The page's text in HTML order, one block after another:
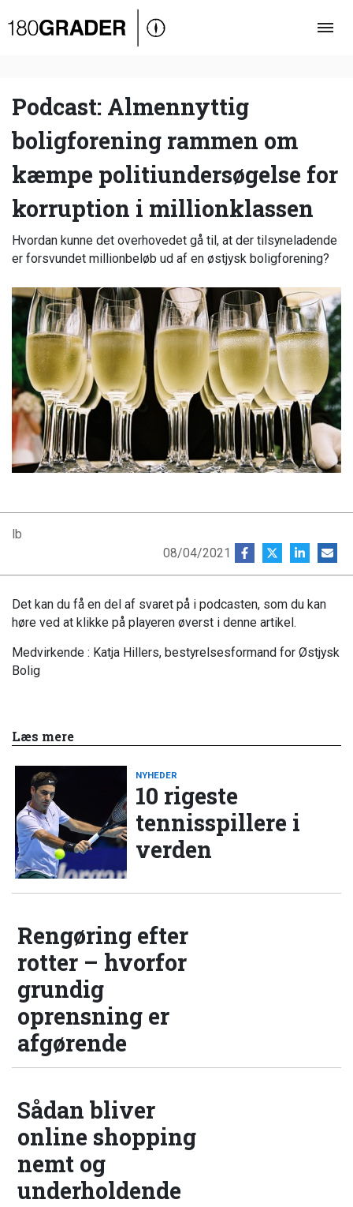
Oversigt
Debat
Video
Podcast
Podcast: Almennyttig
boligforening rammen om
kæmpe politiundersøgelse for
korruption i millionklassen
Hvordan kunne det overhovedet gå til, at der tilsyneladende
er forsvundet millionbeløb ud af en østjysk boligforening?
lb
08/04/2021
Det kan du få en del af svaret på i podcasten, som du kan
høre ved at klikke på playeren øverst i denne artikel.
Medvirkende : Katja Hillers, bestyrelsesformand for Østjysk
Bolig
Læs mere
NYHEDER
10 rigeste
tennisspillere i
verden
Rengøring efter
rotter – hvorfor
grundig
oprensning er
afgørende
Sådan bliver
online shopping
nemt og
underholdende